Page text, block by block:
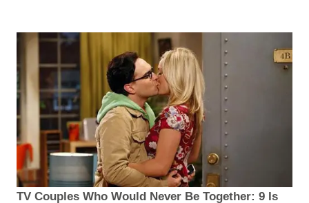
TV Couples Who Would Never Be Together: 9 Is